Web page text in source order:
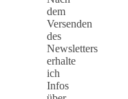
dem
Versenden
des
Newsletters
erhalte
ich
Infos